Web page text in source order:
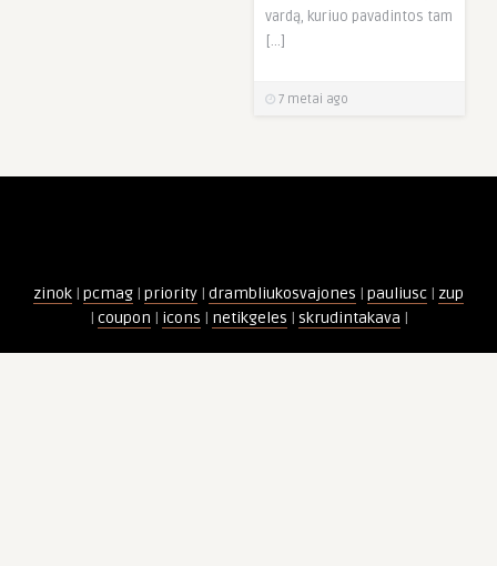
vardą, kuriuo pavadintos tam
[…]
7 metai ago
zinok | pcmag | priority | drambliukosvajones | pauliusc | zup
| coupon | icons | netikgeles | skrudintakava |